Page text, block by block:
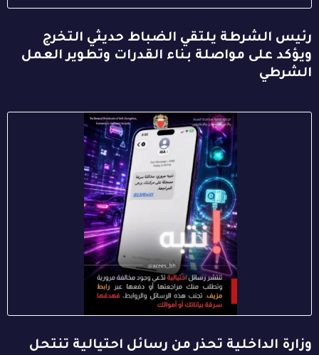
رئيس الشرطة يلتقي الضباط حديثي التخرج
ويؤكد على مواصلة بناء القدرات وتطوير العمل
الشرطي
وزارة الداخلية تحذر من رسائل احتيالية تنتحل